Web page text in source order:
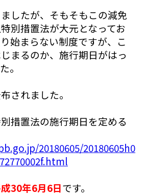
したが、そもそもこの減免
別措置法が大元となってお
始まらない制度ですが、こ
まるのか、施行期日がはっ
。
されました。
措置法の施行期日を定める
20180605/20180605h0
30年6月6日です。